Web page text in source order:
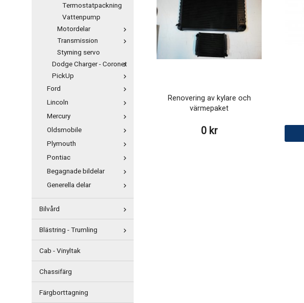
Termostatpackning
Vattenpump
Motordelar
Transmission
Styrning servo
Dodge Charger - Coronet
PickUp
Ford
Lincoln
Mercury
Oldsmobile
Plymouth
Pontiac
Begagnade bildelar
Generella delar
Bilvård
Blästring - Trumling
Cab - Vinyltak
Chassifärg
Färgborttagning
Renovering av kylare och
värmepaket
0 kr